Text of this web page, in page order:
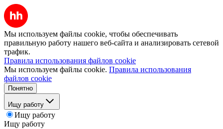
Мы используем файлы cookie, чтобы обеспечивать
правильную работу нашего веб-сайта и анализировать сетевой
трафик.
Правила использования файлов cookie
Мы используем файлы cookie. Правила использования
файлов cookie
Понятно
Ищу работу
Ищу работу
Ищу работу